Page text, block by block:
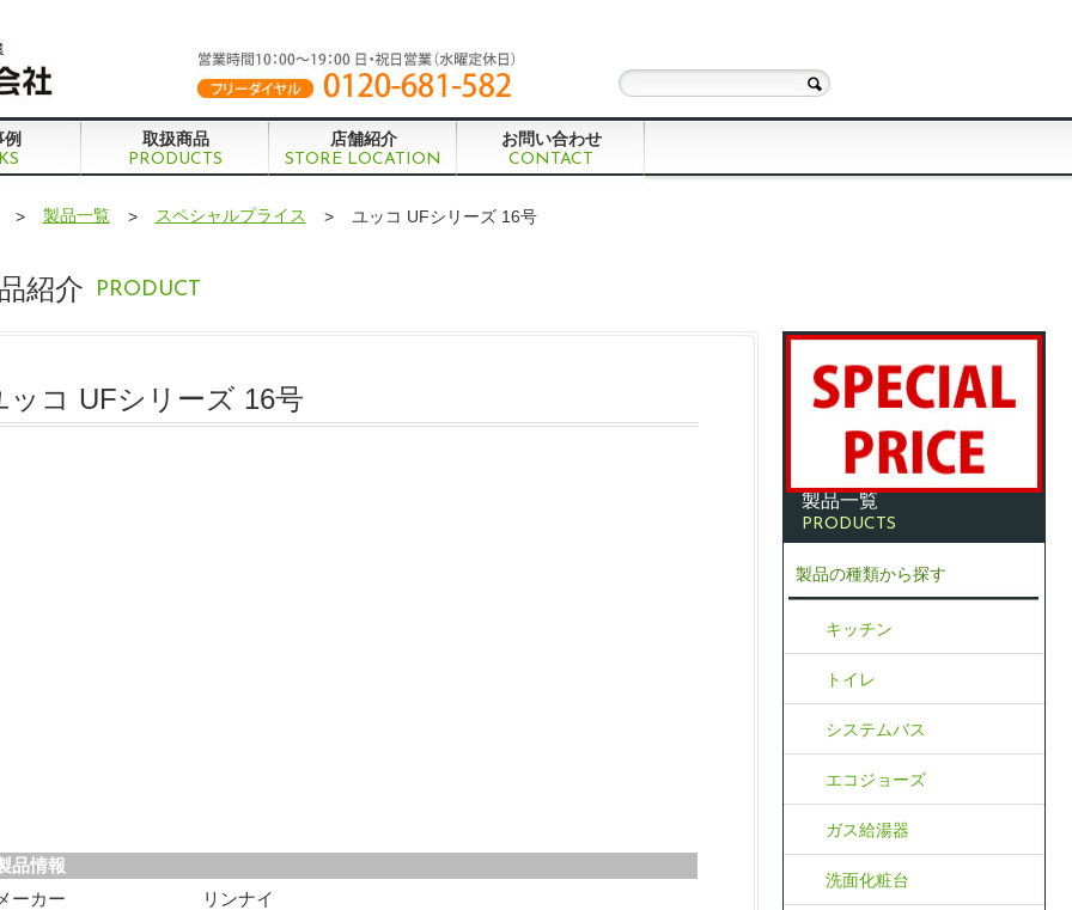
取扱商品
PRODUCTS
店舗紹介
STORE LOCATION
お問い合わせ
CONTACT
> 製品一覧 > スペシャルプライス > ユッコ UFシリーズ 16号
紹介 PRODUCT
ッコ UFシリーズ 16号
品情報
ーカー
リンナイ
製品一覧
PRODUCTS
製品の種類から探す
キッチン
トイレ
システムバス
エコジョーズ
ガス給湯器
洗面化粧台